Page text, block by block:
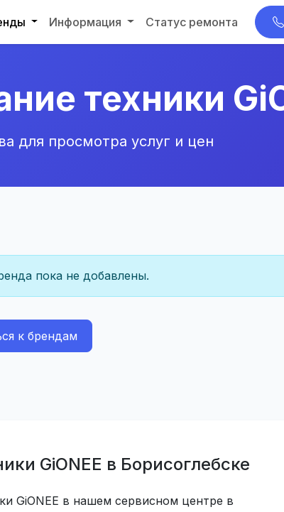
Информация Статус ремонта
техники
для просмотра услуг и цен
пока не добавлены.
к брендам
GiONEE в Борисоглебске
GiONEE в нашем сервисном центре в